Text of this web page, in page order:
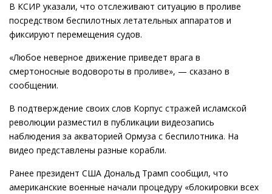
В КСИР указали, что отслеживают ситуацию в проливе
посредством беспилотных летательных аппаратов и
фиксируют перемещения судов.
«Любое неверное движение приведет врага в
смертоносные водовороты в проливе», — сказано в
сообщении.
В подтверждение своих слов Корпус стражей исламской
революции разместил в публикации видеозапись
наблюдения за акваторией Ормуза с беспилотника. На
видео представлены разные корабли.
Ранее президент США Дональд Трамп сообщил, что
американские военные начали процедуру «блокировки всех